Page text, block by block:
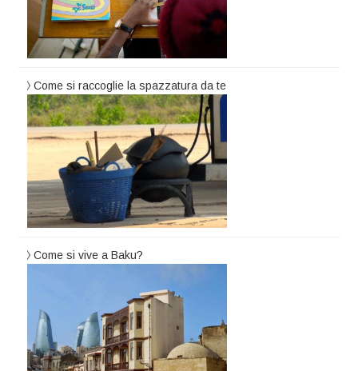
Come si raccoglie la spazzatura da te
Come si vive a Baku?